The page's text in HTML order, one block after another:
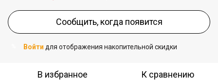
Сообщить, когда появится
Войти для отображения накопительной скидки
В избранное К сравнению